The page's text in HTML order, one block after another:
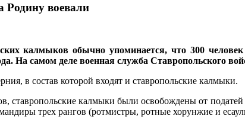
Родину воевали
калмыков обычно упоминается, что 300
На самом деле военная служба Ставропольского
в состав которой входят и ставропольские калмыки.
ставропольские калмыки были освобождены от
трех рангов (ротмистры, ротные хорунжие и